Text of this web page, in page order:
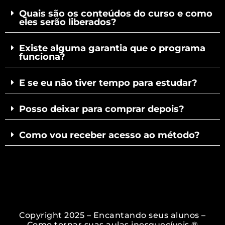
Quais são os conteúdos do curso e como
eles serão liberados?
Existe alguma garantia que o programa
funciona?
E se eu não tiver tempo para estudar?
Posso deixar para comprar depois?
Como vou receber acesso ao método?
Copyright 2025 – Encantando seus alunos –